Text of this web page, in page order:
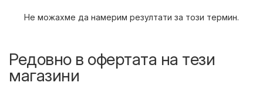
Не можахме да намерим резултати за този термин.
Редовно в офертата на тези
магазини